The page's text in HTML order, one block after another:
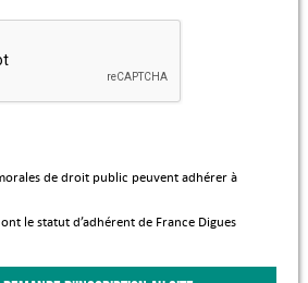
de droit public peuvent adhérer à
le statut d’adhérent de France Digues